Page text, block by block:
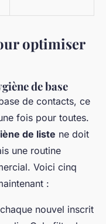
optimiser
de base
de contacts, ce
fois pour toutes.
de liste ne doit
une routine
Voici cinq
:
nouvel inscrit